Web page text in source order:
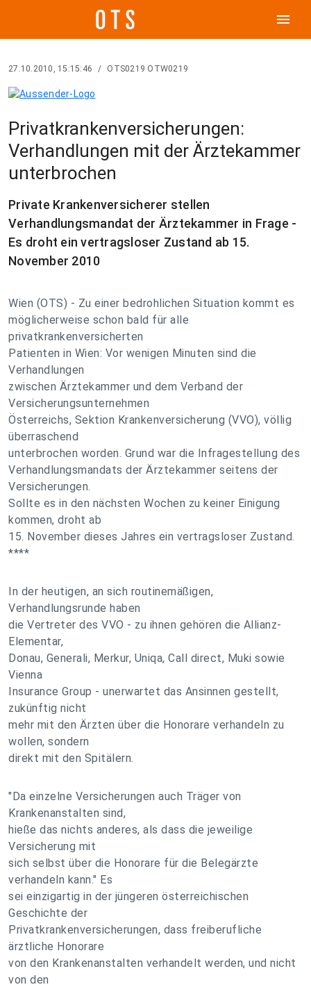
menu
27.10.2010, 15:15:46 / OTS0219 OTW0219
Privatkrankenversicherungen:
Verhandlungen mit der Ärztekammer
unterbrochen
Private Krankenversicherer stellen
Verhandlungsmandat der Ärztekammer in Frage -
Es droht ein vertragsloser Zustand ab 15.
November 2010
Wien (OTS) - Zu einer bedrohlichen Situation kommt es
möglicherweise schon bald für alle
privatkrankenversicherten
Patienten in Wien: Vor wenigen Minuten sind die
Verhandlungen
zwischen Ärztekammer und dem Verband der
Versicherungsunternehmen
Österreichs, Sektion Krankenversicherung (VVO), völlig
überraschend
unterbrochen worden. Grund war die Infragestellung des
Verhandlungsmandats der Ärztekammer seitens der
Versicherungen.
Sollte es in den nächsten Wochen zu keiner Einigung
kommen, droht ab
15. November dieses Jahres ein vertragsloser Zustand.
****
In der heutigen, an sich routinemäßigen,
Verhandlungsrunde haben
die Vertreter des VVO - zu ihnen gehören die Allianz-
Elementar,
Donau, Generali, Merkur, Uniqa, Call direct, Muki sowie
Vienna
Insurance Group - unerwartet das Ansinnen gestellt,
zukünftig nicht
mehr mit den Ärzten über die Honorare verhandeln zu
wollen, sondern
direkt mit den Spitälern.
"Da einzelne Versicherungen auch Träger von
Krankenanstalten sind,
hieße das nichts anderes, als dass die jeweilige
Versicherung mit
sich selbst über die Honorare für die Belegärzte
verhandeln kann." Es
sei einzigartig in der jüngeren österreichischen
Geschichte der
Privatkrankenversicherungen, dass freiberufliche
ärztliche Honorare
von den Krankenanstalten verhandelt werden, und nicht
von den